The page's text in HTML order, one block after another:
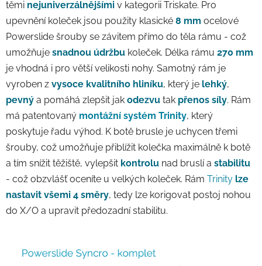
těmi nejuniverzálnějšími v kategorii Triskate. Pro
upevnění koleček jsou použity klasické 8 mm ocelové
Powerslide šrouby se závitem přímo do těla rámu - což
umožňuje snadnou údržbu koleček. Délka rámu 270 mm
je vhodná i pro větší velikosti nohy. Samotný rám je
vyroben z vysoce kvalitního hliníku, který je lehký,
pevný a pomáhá zlepšit jak odezvu tak přenos síly. Rám
má patentovaný montážní systém Trinity, který
poskytuje řadu výhod. K botě brusle je uchycen třemi
šrouby, což umožňuje přiblížit kolečka maximálně k botě
a tím snížit těžiště, vylepšit kontrolu nad bruslí a stabilitu
- což obzvlášť oceníte u velkých koleček. Rám Trinity lze
nastavit všemi 4 směry, tedy lze korigovat postoj nohou
do X/O a upravit předozadní stabilitu.